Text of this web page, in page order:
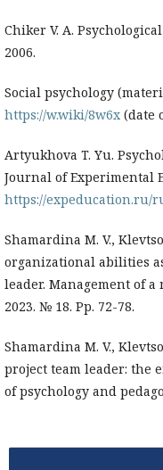
Chiker V. A.
2006.
Social psychology
https://w.wiki/8w6x (date
Artyukhova T. Yu.
Journal of Experimental
https://expeducation.ru/
Shamardina M. V.,
organizational abilities
leader. Management of
2023. № 18. Pp. 72-78.
Shamardina M. V.,
project team leader: the
of psychology and